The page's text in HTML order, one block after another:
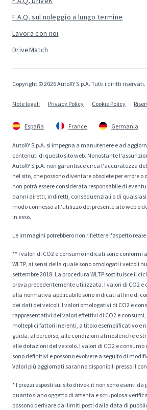
F.A.Q. sul noleggio a lungo termine
Lavora con noi
DriveMatch
Copyright © 2026 AutoXY S.p.A. Tutti i diritti riservati.
Note legali Privacy Policy Cookie Policy
España France Germania
AutoXY S.p.A. si impegna a manutenere e ad
contenuti di questo sito web. Nonostante
AutoXY S.p.A. non garantisce circa l'accuratezza
nel sito, che possono diventare obsolete per errore o
non potrà essere considerata responsabile di
danni diretti, indiretti, consequenziali o di
modo connesso all'utilizzo del presente sito web o
in esso.
Le immagini potrebbero non riflettere l'aspetto
** I valori di CO2 e consumo indicati sono conformi
WLTP, ai sensi della quale sono omologati i veicoli
settembre 2018. La procedura WLTP sostituisce il
prova precedentemente utilizzata. I valori di CO2 e
alla normativa applicabile sono indicati al fine di
dei dati dei veicoli. I valori omologativi di CO2 e
rappresentativi dei valori effettivi di CO2 e
molteplici fattori inerenti, a titolo esemplificativo e
guida, al percorso, alle condizioni atmosferiche e
alle dotazioni del veicolo. I valori di CO2 e
sono definitivi e possono evolvere a seguito di
Valori più aggiornati saranno disponibili presso il
* I prezzi esposti sul sito drivek.it non sono esenti da
quanto siano oggetto di attenta e scrupolosa
possono derivare dai limiti posti dalla data di